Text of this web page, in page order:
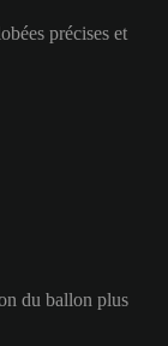
précises et
du ballon plus